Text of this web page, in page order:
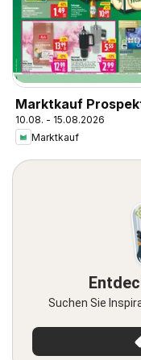
Marktkauf
10.08. - 15.08.2026
Marktkauf
Suchen Sie